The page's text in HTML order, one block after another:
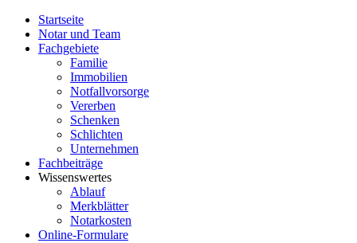
Startseite
Notar und Team
Fachgebiete
Familie
Immobilien
Notfallvorsorge
Vererben
Schenken
Schlichten
Unternehmen
Fachbeiträge
Wissenswertes
Ablauf
Merkblätter
Notarkosten
Online-Formulare